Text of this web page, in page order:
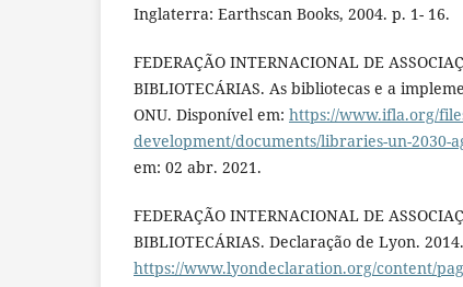
Inglaterra: Earthscan Books, 2004. p. 1- 16.
FEDERAÇÃO INTERNACIONAL DE
BIBLIOTECÁRIAS. As bibliotecas e a
ONU. Disponível em: https://www.ifla.org/
development/documents/libraries-un-2030-
em: 02 abr. 2021.
FEDERAÇÃO INTERNACIONAL DE
BIBLIOTECÁRIAS. Declaração de Lyon.
https://www.lyondeclaration.org/content/